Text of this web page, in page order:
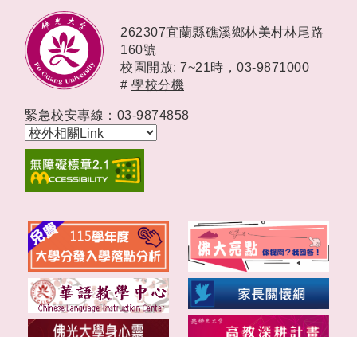
262307宜蘭縣礁溪鄉林美村林尾路
160號
校園開放: 7~21時， 03-9871000
# 學校分機
緊急校安專線：03-9874858